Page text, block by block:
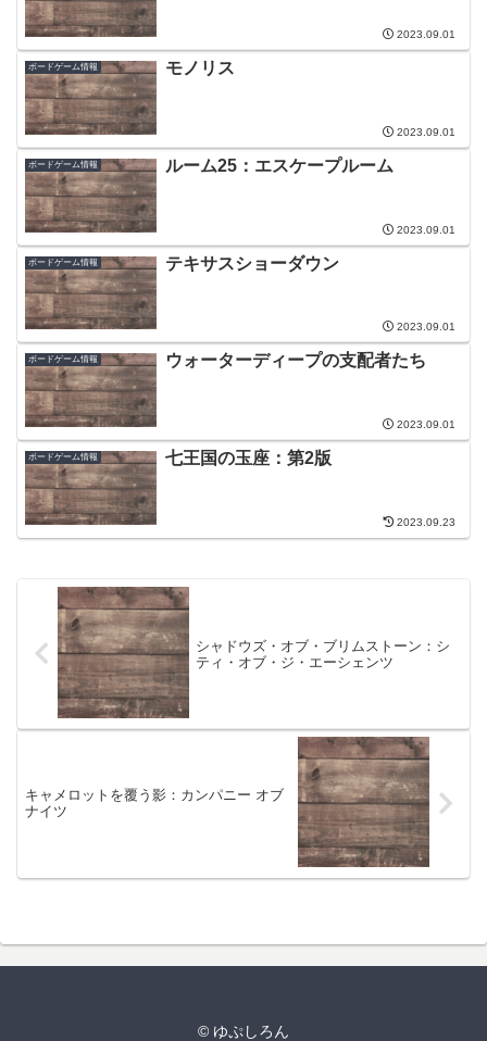
2023.09.01
ボードゲーム情報 モノリス
2023.09.01
ボードゲーム情報 ルーム25：エスケープルーム
2023.09.01
ボードゲーム情報 テキサスショーダウン
2023.09.01
ボードゲーム情報 ウォーターディープの支配者たち
2023.09.01
ボードゲーム情報 七王国の玉座：第2版
2023.09.23
シャドウズ・オブ・ブリムストーン：シ
ティ・オブ・ジ・エーシェンツ
キャメロットを覆う影：カンパニー オブ
ナイツ
© ゆぷしろん